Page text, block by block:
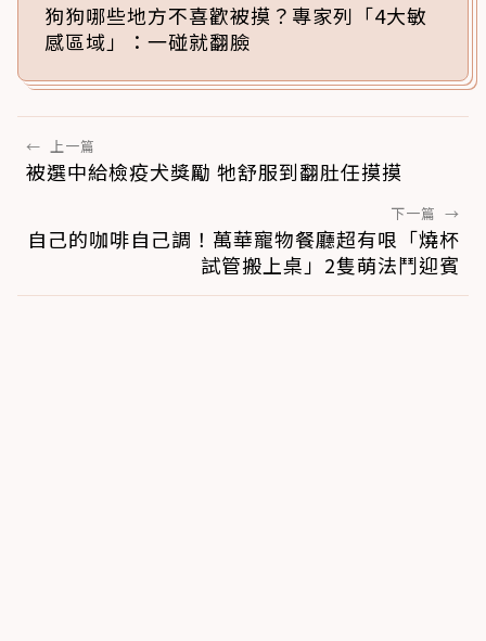
狗狗哪些地方不喜歡被摸？專家列「4大敏
感區域」：一碰就翻臉
← 上一篇
被選中給檢疫犬獎勵 牠舒服到翻肚任摸摸
下一篇 →
自己的咖啡自己調！萬華寵物餐廳超有哏「燒杯
試管搬上桌」2隻萌法鬥迎賓